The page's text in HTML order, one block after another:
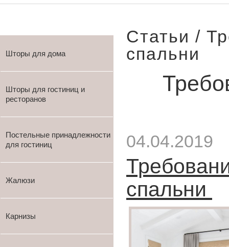
Шторы для дома
Шторы для гостиниц и
ресторанов
Постельные принадлежности
для гостиниц
Жалюзи
Карнизы
Статьи /
спальни
04.04.2019
спальни